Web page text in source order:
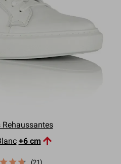
Rehaussantes
+6 cm
(21)